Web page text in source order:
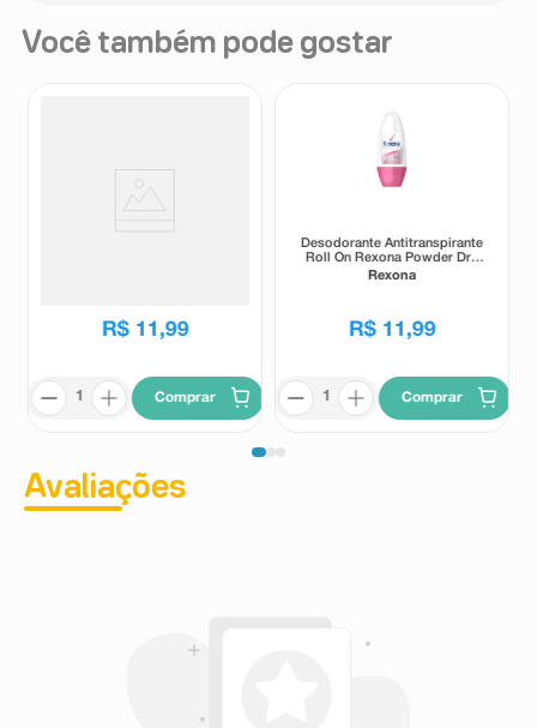
Você também pode gostar
R$ 11 ,99
Comprar
Desodorante Antitranspirante
Roll On Rexona Powder Dry
50ml
Rexona
R$ 11 ,99
Comprar
Avaliações